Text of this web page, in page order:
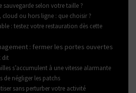
sauvegarde selon votre taille ?
cloud ou hors ligne : que choisir ?
: testez votre restauration dès cette
: fermer les portes ouvertes
dit
s’accumulent à une vitesse alarmante
de négliger les patchs
sans perturber votre activité